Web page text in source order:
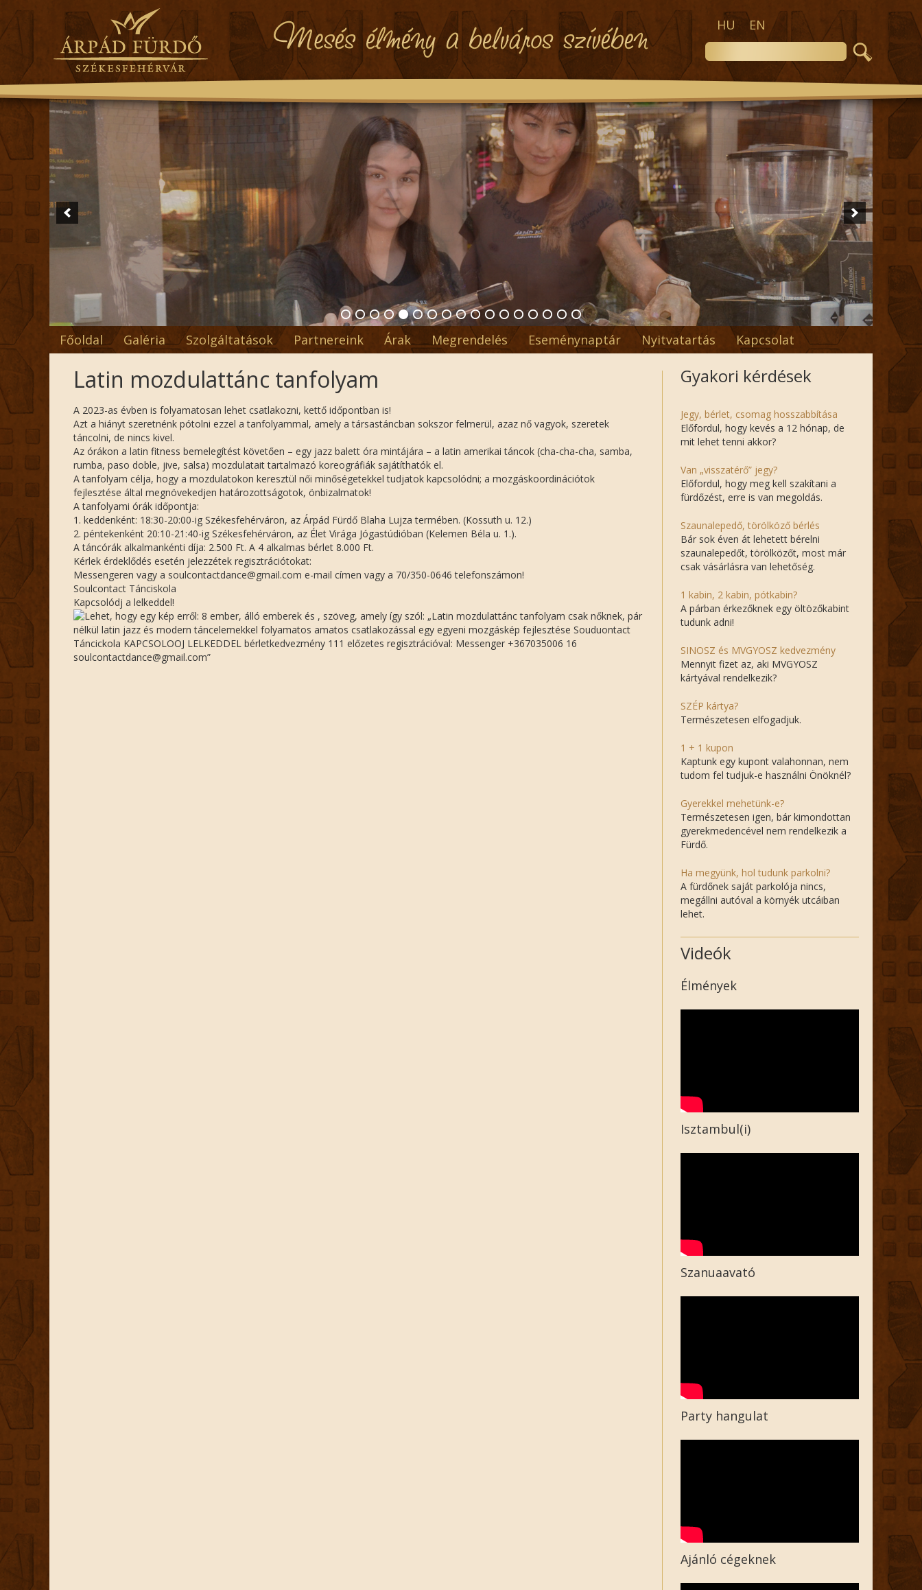
HU EN
Főoldal Galéria Szolgáltatások Partnereink Árak Megrendelés Eseménynaptár Nyitvatartás Kapcsolat
Latin mozdulattánc tanfolyam
A 2023-as évben is folyamatosan lehet csatlakozni, kettő időpontban is!
Azt a hiányt szeretnénk pótolni ezzel a tanfolyammal, amely a társastáncban sokszor felmerül, azaz nő vagyok, szeretek
táncolni, de nincs kivel.
Az órákon a latin fitness bemelegítést követően – egy jazz balett óra mintájára – a latin amerikai táncok (cha-cha-cha, samba,
rumba, paso doble, jive, salsa) mozdulatait tartalmazó koreográfiák sajátíthatók el.
A tanfolyam célja, hogy a mozdulatokon keresztül női minőségetekkel tudjatok kapcsolódni; a mozgáskoordinációtok
fejlesztése által megnövekedjen határozottságotok, önbizalmatok!
A tanfolyami órák időpontja:
1. keddenként: 18:30-20:00-ig Székesfehérváron, az Árpád Fürdő Blaha Lujza termében. (Kossuth u. 12.)
2. péntekenként 20:10-21:40-ig Székesfehérváron, az Élet Virága Jógastúdióban (Kelemen Béla u. 1.).
A táncórák alkalmankénti díja: 2.500 Ft. A 4 alkalmas bérlet 8.000 Ft.
Kérlek érdeklődés esetén jelezzétek regisztrációtokat:
Messengeren vagy a soulcontactdance@gmail.com e-mail címen vagy a 70/350-0646 telefonszámon!
Soulcontact Tánciskola
Kapcsolódj a lelkeddel!
Gyakori kérdések
Jegy, bérlet, csomag hosszabbítása
Előfordul, hogy kevés a 12 hónap, de
mit lehet tenni akkor?
Van „visszatérő” jegy?
Előfordul, hogy meg kell szakítani a
fürdőzést, erre is van megoldás.
Szaunalepedő, törölköző bérlés
Bár sok éven át lehetett bérelni
szaunalepedőt, törölközőt, most már
csak vásárlásra van lehetőség.
1 kabin, 2 kabin, pótkabin?
A párban érkezőknek egy öltözőkabint
tudunk adni!
SINOSZ és MVGYOSZ kedvezmény
Mennyit fizet az, aki MVGYOSZ
kártyával rendelkezik?
SZÉP kártya?
Természetesen elfogadjuk.
1 + 1 kupon
Kaptunk egy kupont valahonnan, nem
tudom fel tudjuk-e használni Önöknél?
Gyerekkel mehetünk-e?
Természetesen igen, bár kimondottan
gyerekmedencével nem rendelkezik a
Fürdő.
Ha megyünk, hol tudunk parkolni?
A fürdőnek saját parkolója nincs,
megállni autóval a környék utcáiban
lehet.
Videók
Élmények
Isztambul(i)
Szanuaavató
Party hangulat
Ajánló cégeknek